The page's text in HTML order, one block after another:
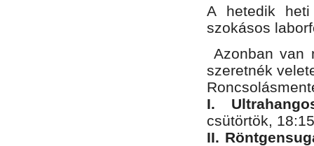
A hetedik
szokásos
Azonban van
szeretnék
I.
csütörtök,
II.